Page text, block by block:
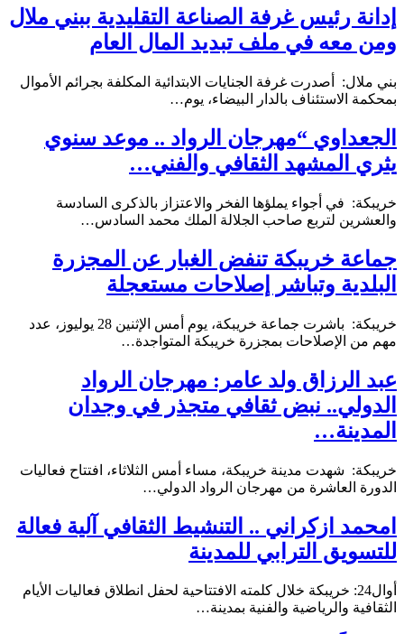
إدانة رئيس غرفة الصناعة التقليدية ببني ملال
ومن معه في ملف تبديد المال العام
بني ملال: أصدرت غرفة الجنايات الابتدائية المكلفة بجرائم الأموال
بمحكمة الاستئناف بالدار البيضاء، يوم…
الجعداوي “مهرجان الرواد .. موعد سنوي
يثري المشهد الثقافي والفني…
خريبكة: في أجواء يملؤها الفخر والاعتزاز بالذكرى السادسة
والعشرين لتربع صاحب الجلالة الملك محمد السادس…
جماعة خريبكة تنفض الغبار عن المجزرة
البلدية وتباشر إصلاحات مستعجلة
خريبكة: باشرت جماعة خريبكة، يوم أمس الإثنين 28 يوليوز، عدد
مهم من الإصلاحات بمجزرة ‏خريبكة المتواجدة…
عبد الرزاق ولد عامر: مهرجان الرواد
الدولي.. نبض ثقافي متجذر في وجدان
المدينة…
خريبكة: شهدت مدينة خريبكة، مساء أمس الثلاثاء، افتتاح فعاليات
الدورة العاشرة من مهرجان الرواد الدولي…
امحمد ازكراني .. التنشيط الثقافي آلية فعالة
للتسويق الترابي للمدينة
أوال24: خريبكة خلال كلمته الافتتاحية لحفل انطلاق فعاليات الأيام
الثقافية والرياضية والفنية بمدينة…